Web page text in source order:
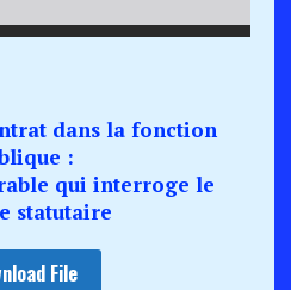
dans la fonction
:
qui interroge le
statutaire
File